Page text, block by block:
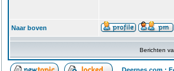
Naar boven
Berichten